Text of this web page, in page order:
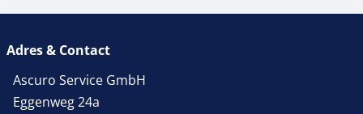
Adres & Contact
Ascuro Service GmbH
Eggenweg 24a